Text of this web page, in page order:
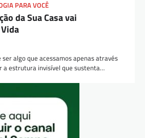
PARA VOCÊ
da Sua Casa vai
algo que acessamos apenas através
a estrutura invisível que sustenta…